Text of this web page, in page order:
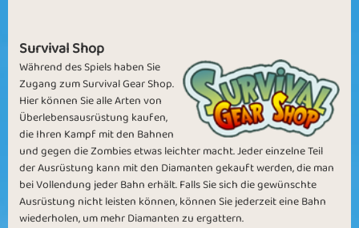
Golden Snack 30 Snacks
Frozen Brain Zombie Stars
Survival Shop
Während des Spiels haben Sie
Zugang zum Survival Gear Shop.
Hier können Sie alle Arten von
Überlebensausrüstung kaufen,
die Ihren Kampf mit den Bahnen
und gegen die Zombies etwas leichter macht. Jeder einzelne Teil
der Ausrüstung kann mit den Diamanten gekauft werden, die man
bei Vollendung jeder Bahn erhält. Falls Sie sich die gewünschte
Ausrüstung nicht leisten können, können Sie jederzeit eine Bahn
wiederholen, um mehr Diamanten zu ergattern.